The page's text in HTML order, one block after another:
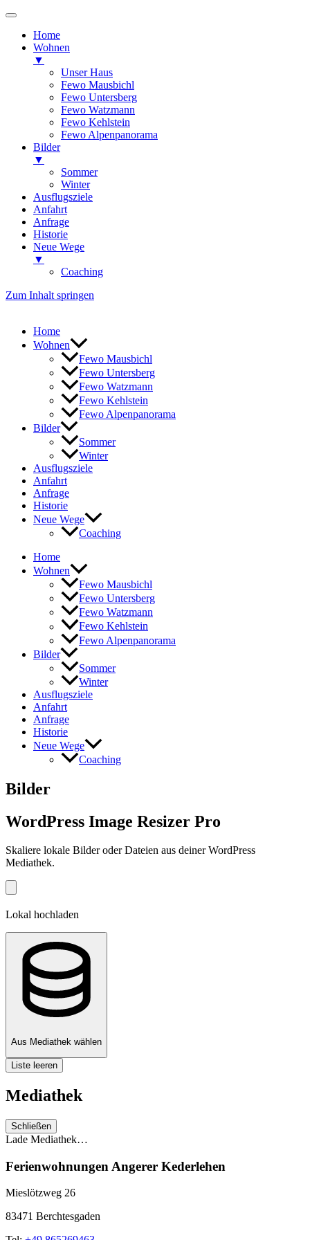
Home
Wohnen
▼
Unser Haus
Fewo Mausbichl
Fewo Untersberg
Fewo Watzmann
Fewo Kehlstein
Fewo Alpenpanorama
Bilder
▼
Sommer
Winter
Ausflugsziele
Anfahrt
Anfrage
Historie
Neue Wege
▼
Coaching
Zum Inhalt springen
Home
Wohnen
Fewo Mausbichl
Fewo Untersberg
Fewo Watzmann
Fewo Kehlstein
Fewo Alpenpanorama
Bilder
Sommer
Winter
Ausflugsziele
Anfahrt
Anfrage
Historie
Neue Wege
Coaching
Home
Wohnen
Fewo Mausbichl
Fewo Untersberg
Fewo Watzmann
Fewo Kehlstein
Fewo Alpenpanorama
Bilder
Sommer
Winter
Ausflugsziele
Anfahrt
Anfrage
Historie
Neue Wege
Coaching
Bilder
WordPress Image Resizer Pro
Skaliere lokale Bilder oder Dateien aus deiner WordPress
Mediathek.
Lokal hochladen
Aus Mediathek wählen
Liste leeren
Mediathek
Schließen
Lade Mediathek…
Ferienwohnungen Angerer Kederlehen
Mieslötzweg 26
83471 Berchtesgaden